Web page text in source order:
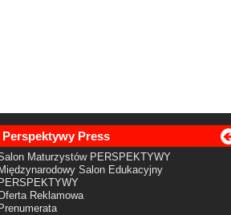
Perspektywy Press
Maturzystów PERSPEKTYWY
Międzynarodowy Salon Edukacyjny
PERSPEKTYWY
Reklamowa
Prenumerata